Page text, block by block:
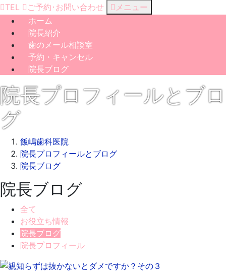
TEL ご予約･ お問い合わせ
メニュー
ホーム
院長紹介
歯のメール相談室
予約・キャンセル
院長ブログ
院長プロフィールとブロ
グ
飯嶋歯科医院
院長プロフィールとブログ
院長ブログ
院長ブログ
全て
お役立ち情報
院長ブログ
院長プロフィール